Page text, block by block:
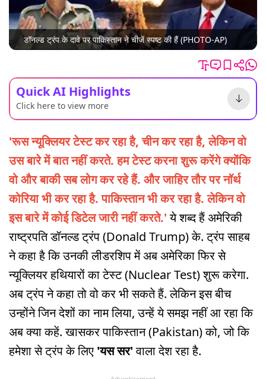
डॉनल्ड ट्रंप के दावे पर पाकिस्तान ने चीजें स्पष्ट की हैं (PHOTO-AP)
Quick AI Highlights
Click here to view more
'रूस न्यूक्लियर टेस्ट कर रहा है, चीन कर रहा है, लेकिन वो
उस बारे में बात नहीं करते. हम टेस्ट करना शुरू करेंगे क्योंकि
वो और बाकी सब लोग कर रहे हैं. और जाहिर तौर पर नॉर्थ
कोरिया भी कर रहा है. पाकिस्तान भी कर रहा है. लेकिन वो
इस बारे में कोई डिटेल जारी नहीं करते.' ये शब्द हैं अमेरिकी
राष्ट्रपति डॉनल्ड ट्रंप (Donald Trump) के. ट्रंप साहब
ने कहा है कि उनकी लीडरशिप में अब अमेरिका फिर से
न्यूक्लियर हथियारों का टेस्ट (Nuclear Test) शुरू करेगा.
अब ट्रंप ने कहा तो वो कर भी सकते हैं. लेकिन इस बीच
उन्होंने जिन देशों का नाम लिया, उन्हें ये समझ नहीं आ रहा कि
अब क्या कहें. खासकर पाकिस्तान (Pakistan) को, जो कि
हमेशा से ट्रंप के लिए 'यस सर'वाला देश रहा है.